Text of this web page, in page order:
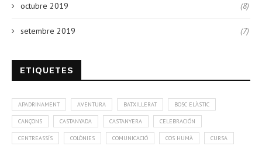
octubre 2019 (8)
setembre 2019 (7)
ETIQUETES
APADRINAMENT AVENTURA BATXILLERAT BOSC ELÀSTIC
CANÇONS CASTANYADA CASTANYERA CELEBRACIÓN
CENTREASSÍS COLÒNIES COMUNICACIÓ COS HUMÀ CURSA